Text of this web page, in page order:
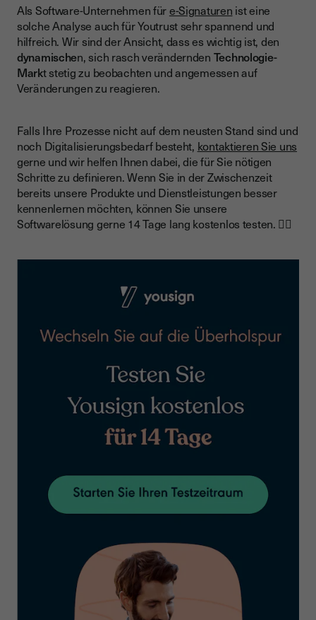
Als Software-Unternehmen füre-Signaturen ist eine
solche Analyse auch für Youtrust sehr spannend und
hilfreich. Wir sind der Ansicht, dass es wichtig ist, den
dynamischen, sich rasch verändernden Technologie-
Markt stetig zu beobachten und angemessen auf
Veränderungen zu reagieren.
Falls Ihre Prozesse nicht auf dem neusten Stand sind und
noch Digitalisierungsbedarf besteht, kontaktieren Sie uns
gerne und wir helfen Ihnen dabei, die für Sie nötigen
Schritte zu definieren. Wenn Sie in der Zwischenzeit
bereits unsere Produkte und Dienstleistungen besser
kennenlernen möchten, können Sie unsere
Softwarelösung gerne 14 Tage lang kostenlos testen. 👇🏼